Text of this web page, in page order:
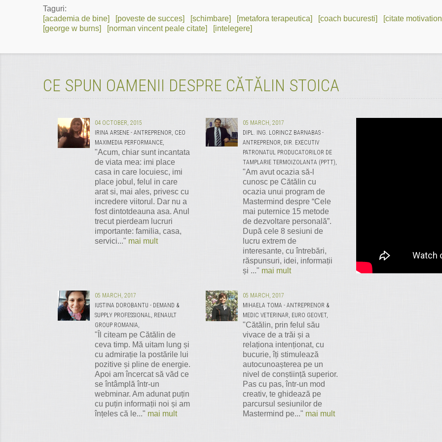
Taguri:
[academia de bine]
[poveste de succes] [schimbare] [metafora terapeutica] [coach bucuresti]
[citate
[george w burns]
[norman vincent peale citate] [intelegere]
CE SPUN OAMENII DESPRE CĂTĂLIN STOICA
04 OCTOBER, 2015
IRINA ARSENE - ANTREPRENOR, CEO
MAXIMEDIA PERFORMANCE,
"Acum, chiar sunt incantata
de viata mea: imi place
casa in care locuiesc, imi
place jobul, felul in care
arat si, mai ales, privesc cu
incredere viitorul. Dar nu a
fost dintotdeauna asa. Anul
trecut pierdeam lucruri
importante: familia, casa,
servici..." mai mult
05 MARCH, 2017
DIPL. ING. LORINCZ BARNABAS -
ANTREPRENOR, DIR. EXECUTIV
PATRONATUL PRODUCATORILOR DE
TAMPLARIE TERMOIZOLANTA (PPTT),
"Am avut ocazia să-l
cunosc pe Cătălin cu
ocazia unui program de
Mastermind despre “Cele
mai puternice 15 metode
de dezvoltare personală”.
După cele 8 sesiuni de
lucru extrem de
interesante, cu întrebări,
răspunsuri, idei, informații
și ..." mai mult
05 MARCH, 2017
IUSTINA DOROBANTU - DEMAND &
SUPPLY PROFESSIONAL, RENAULT
GROUP ROMANIA,
"Îl citeam pe Cătălin de
ceva timp. Mă uitam lung și
cu admirație la postările lui
pozitive și pline de energie.
Apoi am încercat să văd ce
se întâmplă într-un
webminar. Am adunat puțin
cu puțin informații noi și am
înțeles că le..." mai mult
05 MARCH, 2017
MIHAELA TOMA - ANTREPRENOR &
MEDIC VETERINAR, EURO GEOVET,
"Cătălin, prin felul său
vivace de a trăi și a
relaționa intenționat, cu
bucurie, îți stimulează
autocunoașterea pe un
nivel de conștiință superior.
Pas cu pas, într-un mod
creativ, te ghidează pe
parcursul sesiunilor de
Mastermind pe..." mai mult